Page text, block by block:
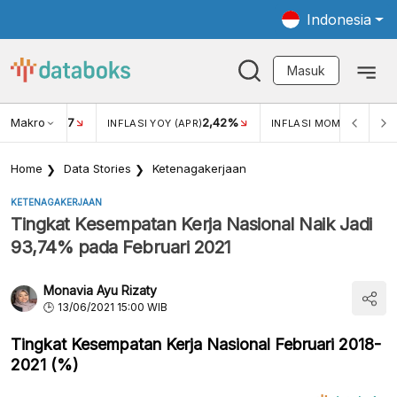
Indonesia
Masuk
Makro
USD/IDR 17 INFLASI YOY (APR)2,42% INFLASI MOM (MAR)
Home Data Stories Ketenagakerjaan
KETENAGAKERJAAN
Tingkat Kesempatan Kerja Nasional Naik Jadi
93,74% pada Februari 2021
Monavia Ayu Rizaty
13/06/2021 15:00 WIB
Tingkat Kesempatan Kerja Nasional Februari 2018-
2021 (%)